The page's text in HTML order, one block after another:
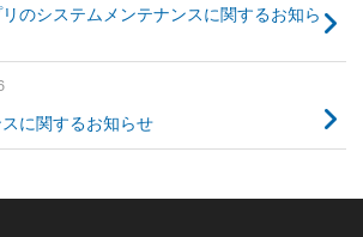
のシステムメンテナンスに関するお知ら
に関するお知らせ